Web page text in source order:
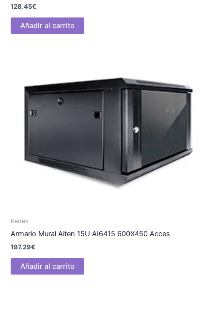
128.45€
Añadir al carrito
Redes
Armario Mural Aiten 15U AI6415 600X450 Acces
197.29€
Añadir al carrito